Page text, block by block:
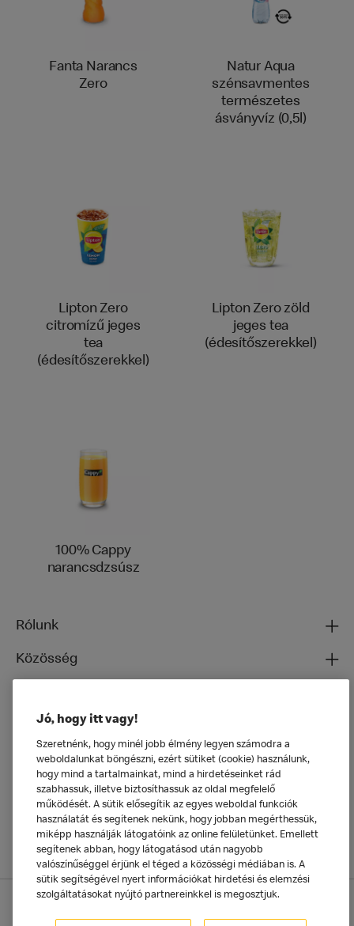
Fanta Narancs
Zero
Natur Aqua
szénsavmentes
természetes
ásványvíz (0,5l)
Lipton Zero
citromízű jeges
tea
(édesítőszerekkel)
Lipton Zero zöld
jeges tea
(édesítőszerekkel)
100% Cappy
narancsdzsúsz
Rólunk
Közösség
Általános
Adatkezelési tájékoztató
Jó, hogy itt vagy!
Szeretnénk, hogy minél jobb élmény legyen számodra a
weboldalunkat böngészni, ezért sütiket (cookie) használunk,
hogy mind a tartalmainkat, mind a hirdetéseinket rád
szabhassuk, illetve biztosíthassuk az oldal megfelelő
működését. A sütik elősegítik az egyes weboldal funkciók
használatát és segítenek nekünk, hogy jobban megérthessük,
miképp használják látogatóink az online felületünket. Emellett
segítenek abban, hogy látogatásod után nagyobb
valószínűséggel érjünk el téged a közösségi médiában is. A
sütik segítségével nyert információkat hirdetési és elemzési
szolgáltatásokat nyújtó partnereinkkel is megosztjuk.